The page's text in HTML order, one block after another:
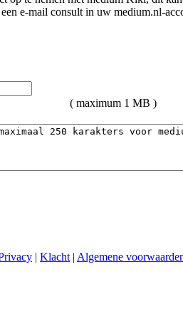
e-mail consult in uw medium.nl-
( maximum 1 MB )
| Klacht | Algemene